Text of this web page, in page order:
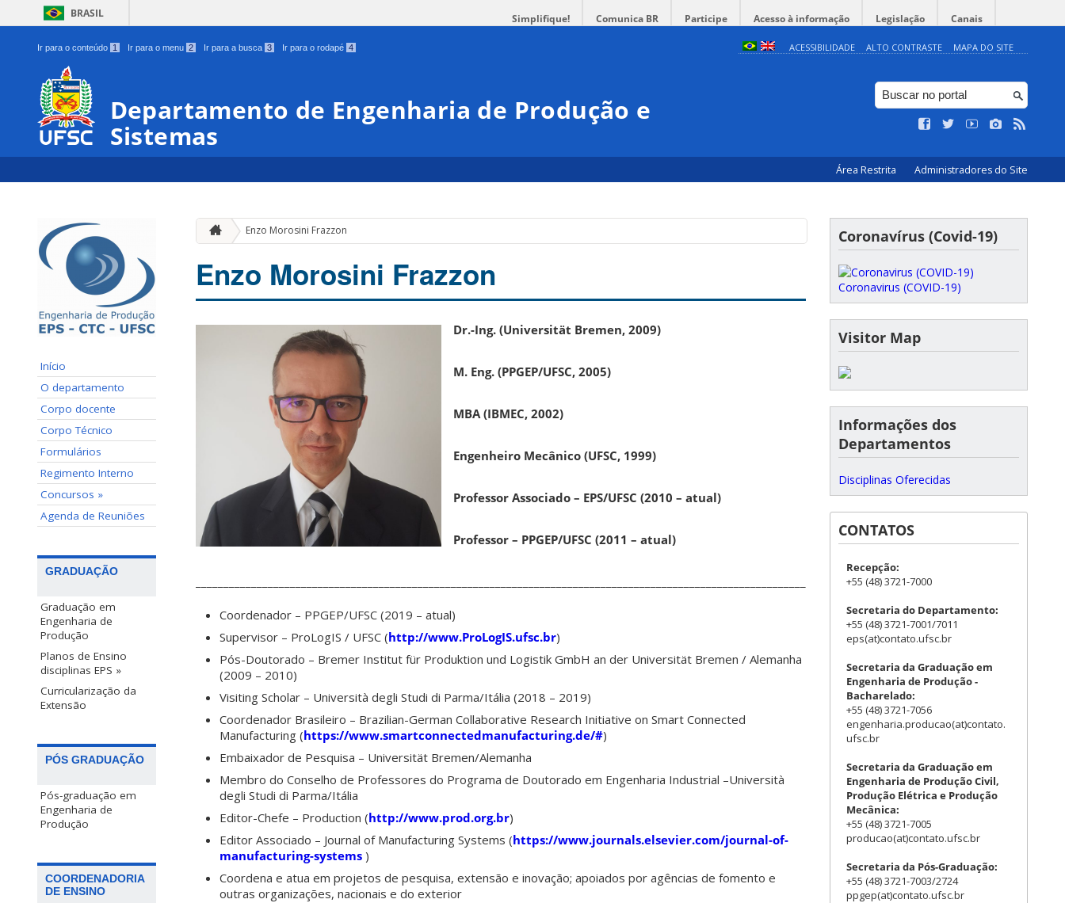
BRASIL Simplifique! Comunica BR Participe Acesso à informação Legislação Canais
Ir para o conteúdo 1 Ir para o menu 2 Ir para a busca 3 Ir para o rodapé 4 ACESSIBILIDADE ALTO CONTRASTE MAPA DO SITE
Departamento de Engenharia de Produção e
Sistemas
Área Restrita Administradores do Site
Início
O departamento
Corpo docente
Corpo Técnico
Formulários
Regimento Interno
Concursos »
Agenda de Reuniões
GRADUAÇÃO
Graduação em
Engenharia de
Produção
Planos de Ensino
disciplinas EPS »
Curricularização da
Extensão
PÓS GRADUAÇÃO
Pós-graduação em
Engenharia de
Produção
COORDENADORIA
DE ENSINO
Enzo Morosini Frazzon
Enzo Morosini Frazzon
Dr.-Ing. (Universität Bremen, 2009)
M. Eng. (PPGEP/UFSC, 2005)
MBA (IBMEC, 2002)
Engenheiro Mecânico (UFSC, 1999)
Professor Associado – EPS/UFSC (2010 – atual)
Professor – PPGEP/UFSC (2011 – atual)
__________________________________________________________________________________________________________________________________
Coordenador – PPGEP/UFSC (2019 – atual)
Supervisor – ProLogIS / UFSC (http://www.ProLogIS.ufsc.br)
Pós-Doutorado – Bremer Institut für Produktion und Logistik GmbH an der Universität Bremen / Alemanha
(2009 – 2010)
Visiting Scholar – Università degli Studi di Parma/Itália (2018 – 2019)
Coordenador Brasileiro – Brazilian-German Collaborative Research Initiative on Smart Connected
Manufacturing (https://www.smartconnectedmanufacturing.de/#)
Embaixador de Pesquisa – Universität Bremen/Alemanha
Membro do Conselho de Professores do Programa de Doutorado em Engenharia Industrial –Università
degli Studi di Parma/Itália
Editor-Chefe – Production (http://www.prod.org.br)
Editor Associado – Journal of Manufacturing Systems (https://www.journals.elsevier.com/journal-of-
manufacturing-systems )
Coordena e atua em projetos de pesquisa, extensão e inovação; apoiados por agências de fomento e
outras organizações, nacionais e do exterior
Coronavírus (Covid-19)
Coronavirus (COVID-19)
Visitor Map
Informações dos
Departamentos
Disciplinas Oferecidas
CONTATOS
Recepção:
+55 (48) 3721-7000
Secretaria do Departamento:
+55 (48) 3721-7001/7011
eps(at)contato.ufsc.br
Secretaria da Graduação em
Engenharia de Produção -
Bacharelado:
+55 (48) 3721-7056
engenharia.producao(at)contato.
ufsc.br
Secretaria da Graduação em
Engenharia de Produção Civil,
Produção Elétrica e Produção
Mecânica:
+55 (48) 3721-7005
producao(at)contato.ufsc.br
Secretaria da Pós-Graduação:
+55 (48) 3721-7003/2724
ppgep(at)contato.ufsc.br